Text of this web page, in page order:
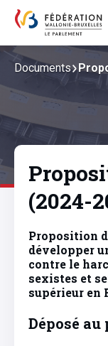
Documents
(2024-
Proposition
développer
contre le
sexistes et
supérieur en
Déposé